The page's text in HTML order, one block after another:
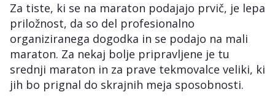
Za tiste, ki se na maraton podajajo prvič, je lepa
priložnost, da so del profesionalno
organiziranega dogodka in se podajo na mali
maraton. Za nekaj bolje pripravljene je tu
srednji maraton in za prave tekmovalce veliki, ki
jih bo prignal do skrajnih meja sposobnosti.